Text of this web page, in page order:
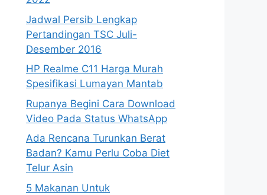
Jadwal Persib Lengkap
Pertandingan TSC Juli-
Desember 2016
HP Realme C11 Harga Murah
Spesifikasi Lumayan Mantab
Rupanya Begini Cara Download
Video Pada Status WhatsApp
Ada Rencana Turunkan Berat
Badan? Kamu Perlu Coba Diet
Telur Asin
5 Makanan Untuk